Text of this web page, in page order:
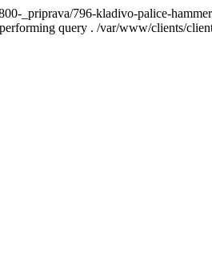
_priprava/796-kladivo-palice-
query . /var/www/clients/